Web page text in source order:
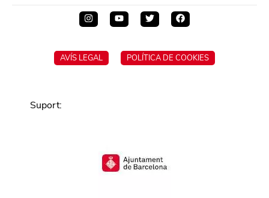
AVÍS LEGAL POLÍTICA DE COOKIES
Suport: